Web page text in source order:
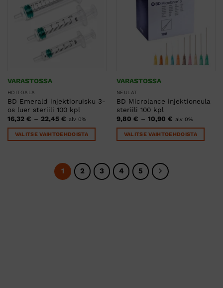
VARASTOSSA
HOITOALA
BD Emerald injektioruisku 3-
os luer steriili 100 kpl
16,32 € – 22,45 €Hintaluokka:
-
22,45 €
alv 0%
VALITSE VAIHTOEHDOISTA
VARASTOSSA
NEULAT
BD Microlance injektioneula
steriili 100 kpl
9,80 € – 10,90 €Hintaluokka:
-
10,90 €
alv 0%
VALITSE VAIHTOEHDOISTA
on
useampi
1 2 3 4 5